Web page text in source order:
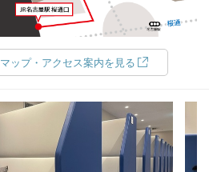
マップ・アクセス案内を見る